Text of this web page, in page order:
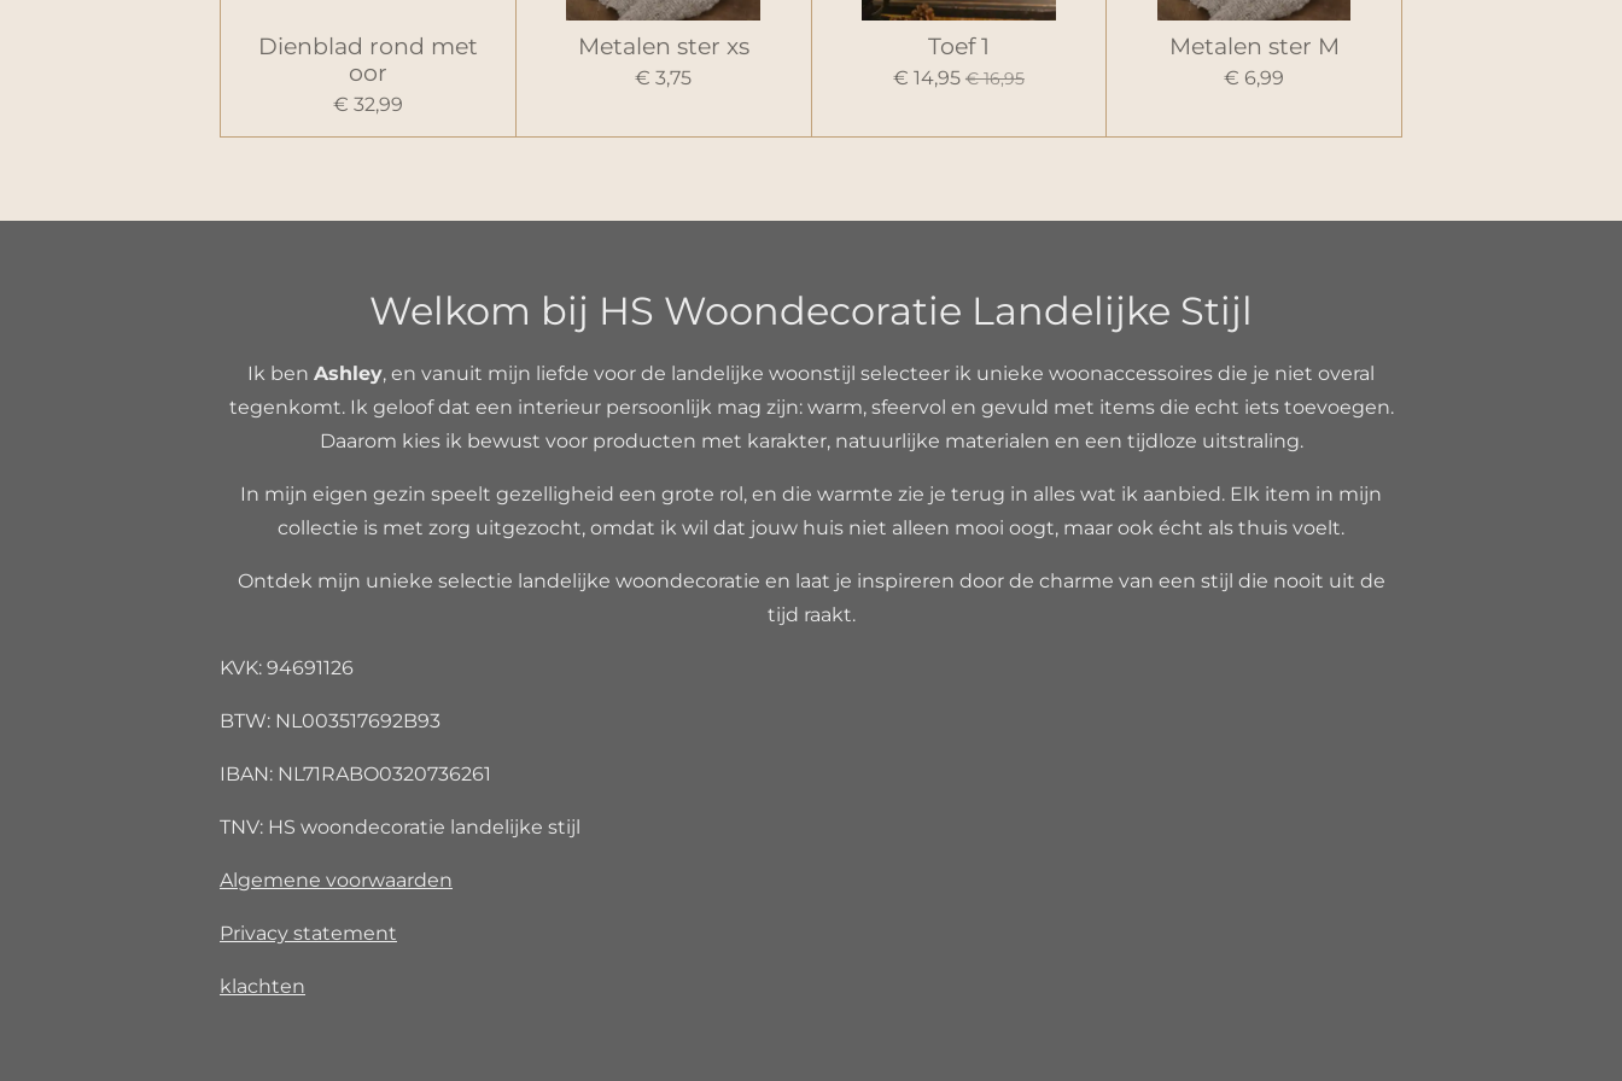
Dienblad rond met
oor
€ 32,99
Metalen ster xs
€ 3,75
Toef 1
€ 14,95 € 16,95
Metalen ster M
€ 6,99
Welkom bij HS Woondecoratie Landelijke Stijl
Ik ben Ashley, en vanuit mijn liefde voor de landelijke woonstijl selecteer ik unieke woonaccessoires die je niet overal
tegenkomt. Ik geloof dat een interieur persoonlijk mag zijn: warm, sfeervol en gevuld met items die echt iets toevoegen.
Daarom kies ik bewust voor producten met karakter, natuurlijke materialen en een tijdloze uitstraling.
In mijn eigen gezin speelt gezelligheid een grote rol, en die warmte zie je terug in alles wat ik aanbied. Elk item in mijn
collectie is met zorg uitgezocht, omdat ik wil dat jouw huis niet alleen mooi oogt, maar ook écht als thuis voelt.
Ontdek mijn unieke selectie landelijke woondecoratie en laat je inspireren door de charme van een stijl die nooit uit de
tijd raakt.
KVK: 94691126
BTW: NL003517692B93
IBAN: NL71RABO0320736261
TNV: HS woondecoratie landelijke stijl
Algemene voorwaarden
Privacy statement
klachten